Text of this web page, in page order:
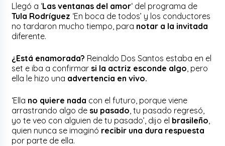
Llegó a ‘Las ventanas del amor‘ del programa de
Tula Rodríguez ‘En boca de todos’ y los conductores
no tardaron mucho tiempo, para notar a la invitada
diferente.
¿Está enamorada? Reinaldo Dos Santos estaba en el
set e iba a confirmar si la actriz esconde algo , pero
ella le hizo una advertencia en vivo.
‘Ella no quiere nada con el futuro, porque viene
arrastrando algo de su pasado , tu pasado regresó,
yo te veo con alguien de tu pasado’, dijo el brasileño
quien nunca se imaginó recibir una dura respuesta
por parte de ella.